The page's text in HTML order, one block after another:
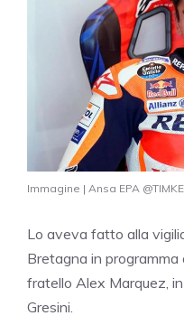
Immagine | Ansa EPA
Lo aveva fatto alla
Bretagna in
fratello Alex Marquez,
Gresini.